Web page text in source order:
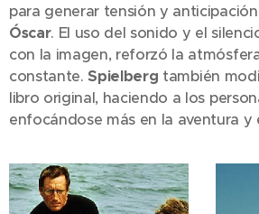
para generar tensión y
Óscar. El uso del sonido y el
con la imagen, reforzó la
constante. Spielberg también
libro original, haciendo a los
enfocándose más en la aventura y